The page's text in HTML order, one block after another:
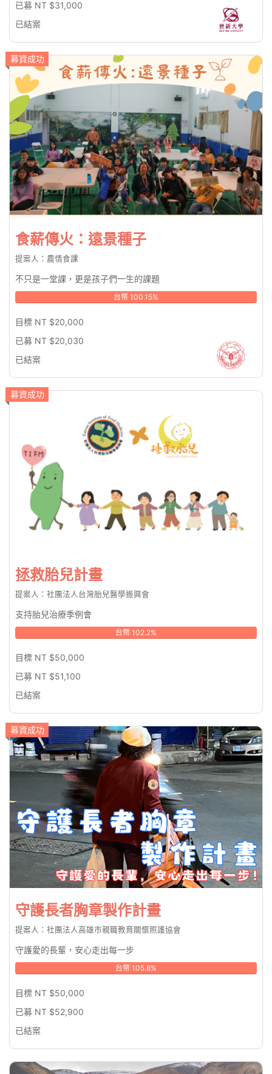
已募 NT $31,000
已結案
募資成功
食薪傳火：遠景種子
提案人：農情食課
不只是一堂課，更是孩子們一生的課題
台幣 100.15%
目標 NT $20,000
已募 NT $20,030
已結案
募資成功
拯救胎兒計畫
提案人：社團法人台灣胎兒醫學振興會
支持胎兒治療季例會
台幣 102.2%
目標 NT $50,000
已募 NT $51,100
已結案
募資成功
守護長者胸章製作計畫
提案人：社團法人高雄市親職教育關懷照護協會
守護愛的長輩，安心走出每一步
台幣 105.8%
目標 NT $50,000
已募 NT $52,900
已結案